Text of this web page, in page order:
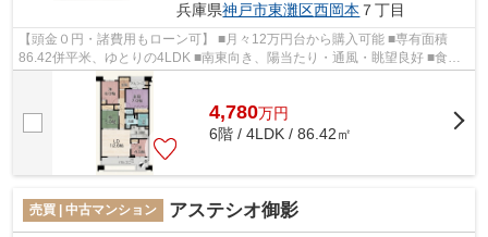
兵庫県神戸市東灘区西岡本 ７丁目
【頭金０円・諸費用もローン可】 ■月々12万円台から購入可能 ■専有面積
86.42併平米、ゆとりの4LDK ■南東向き、陽当たり・通風・眺望良好 ■食洗
4,780万円
6階 / 4LDK / 86.42㎡
売買 | 中古マンション アステシオ御影